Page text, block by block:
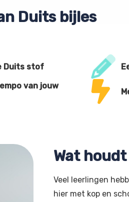
Duits bijles
Duits stof
van jouw
Wat
Veel leerlingen
hier met kop en